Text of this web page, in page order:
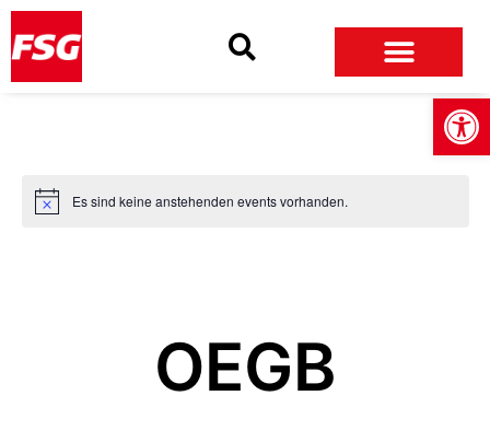
Skip
to
Content
Skip
to
navigation
Site
map
Notice Es sind keine anstehenden events vorhanden.
OEGB